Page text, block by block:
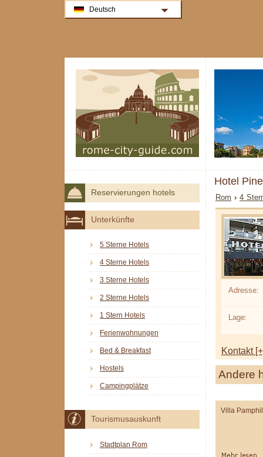
Hotel
Rom ›4
Adresse:
Lage:
Kontakt
Andere
Villa
Reservierungen hotels
Unterkünfte
5 Sterne Hotels
4 Sterne Hotels
3 Sterne Hotels
2 Sterne Hotels
1 Stern Hotels
Ferienwohnungen
Bed & Breakfast
Hostels
Campingplätze
Tourismusauskunft
Stadtplan Rom
Deutsch